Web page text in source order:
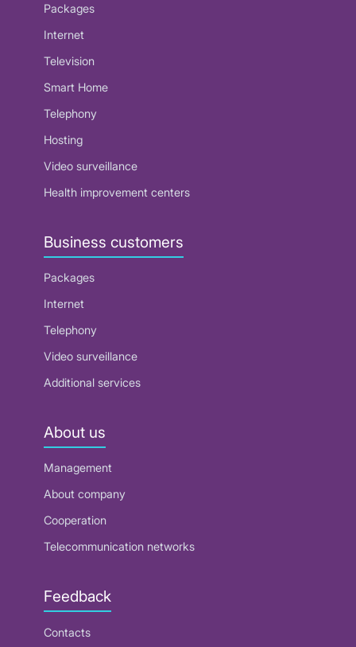
Packages
Internet
Television
Smart Home
Telephony
Hosting
Video surveillance
Health improvement centers
Business customers
Packages
Internet
Telephony
Video surveillance
Additional services
About us
Management
About company
Cooperation
Telecommunication networks
Feedback
Contacts